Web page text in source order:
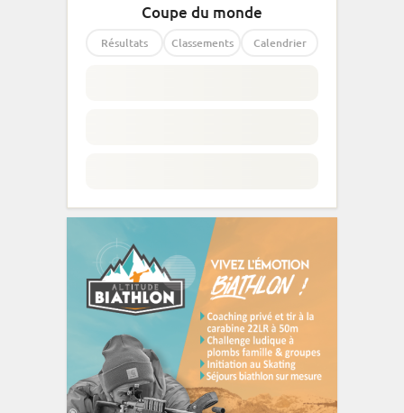
Coupe du monde
Résultats Classements Calendrier